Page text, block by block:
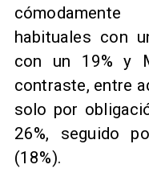
habituales con
con un 19% y
contraste, entre
solo por
26%, seguido
(18%).